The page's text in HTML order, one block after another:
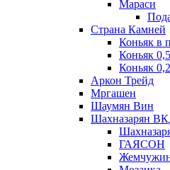
Мараси
Страна Камней
Коньяк в
Коньяк
Коньяк
Аркон Трейд
Мргашен
Шаумян Вин
Шахназарян
ГАЯСОН